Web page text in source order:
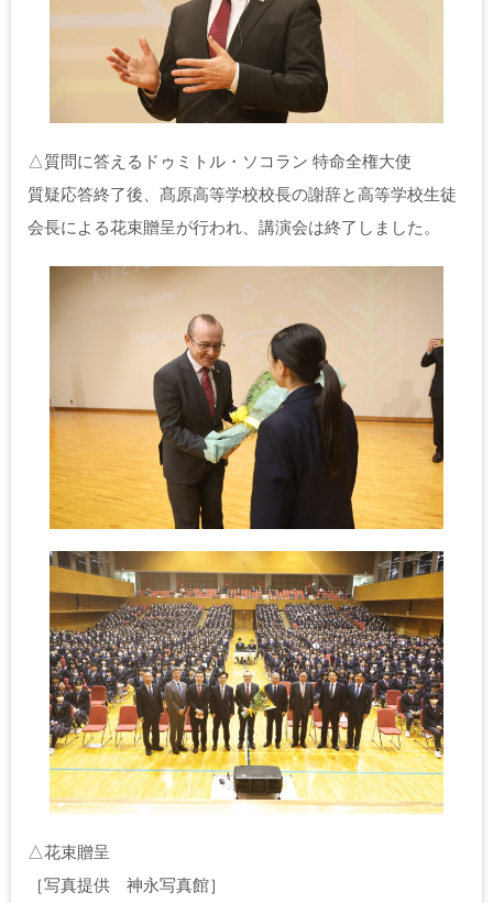
△質問に答えるドゥミトル・ソコラン 特命全権大使
質疑応答終了後、髙原高等学校校長の謝辞と高等学校生徒
会長による花束贈呈が行われ、講演会は終了しました。
△花束贈呈
［写真提供 神永写真館］